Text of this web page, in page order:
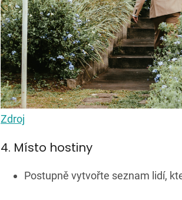
Zdroj
4. Místo hostiny
Postupně vytvořte seznam lidí,